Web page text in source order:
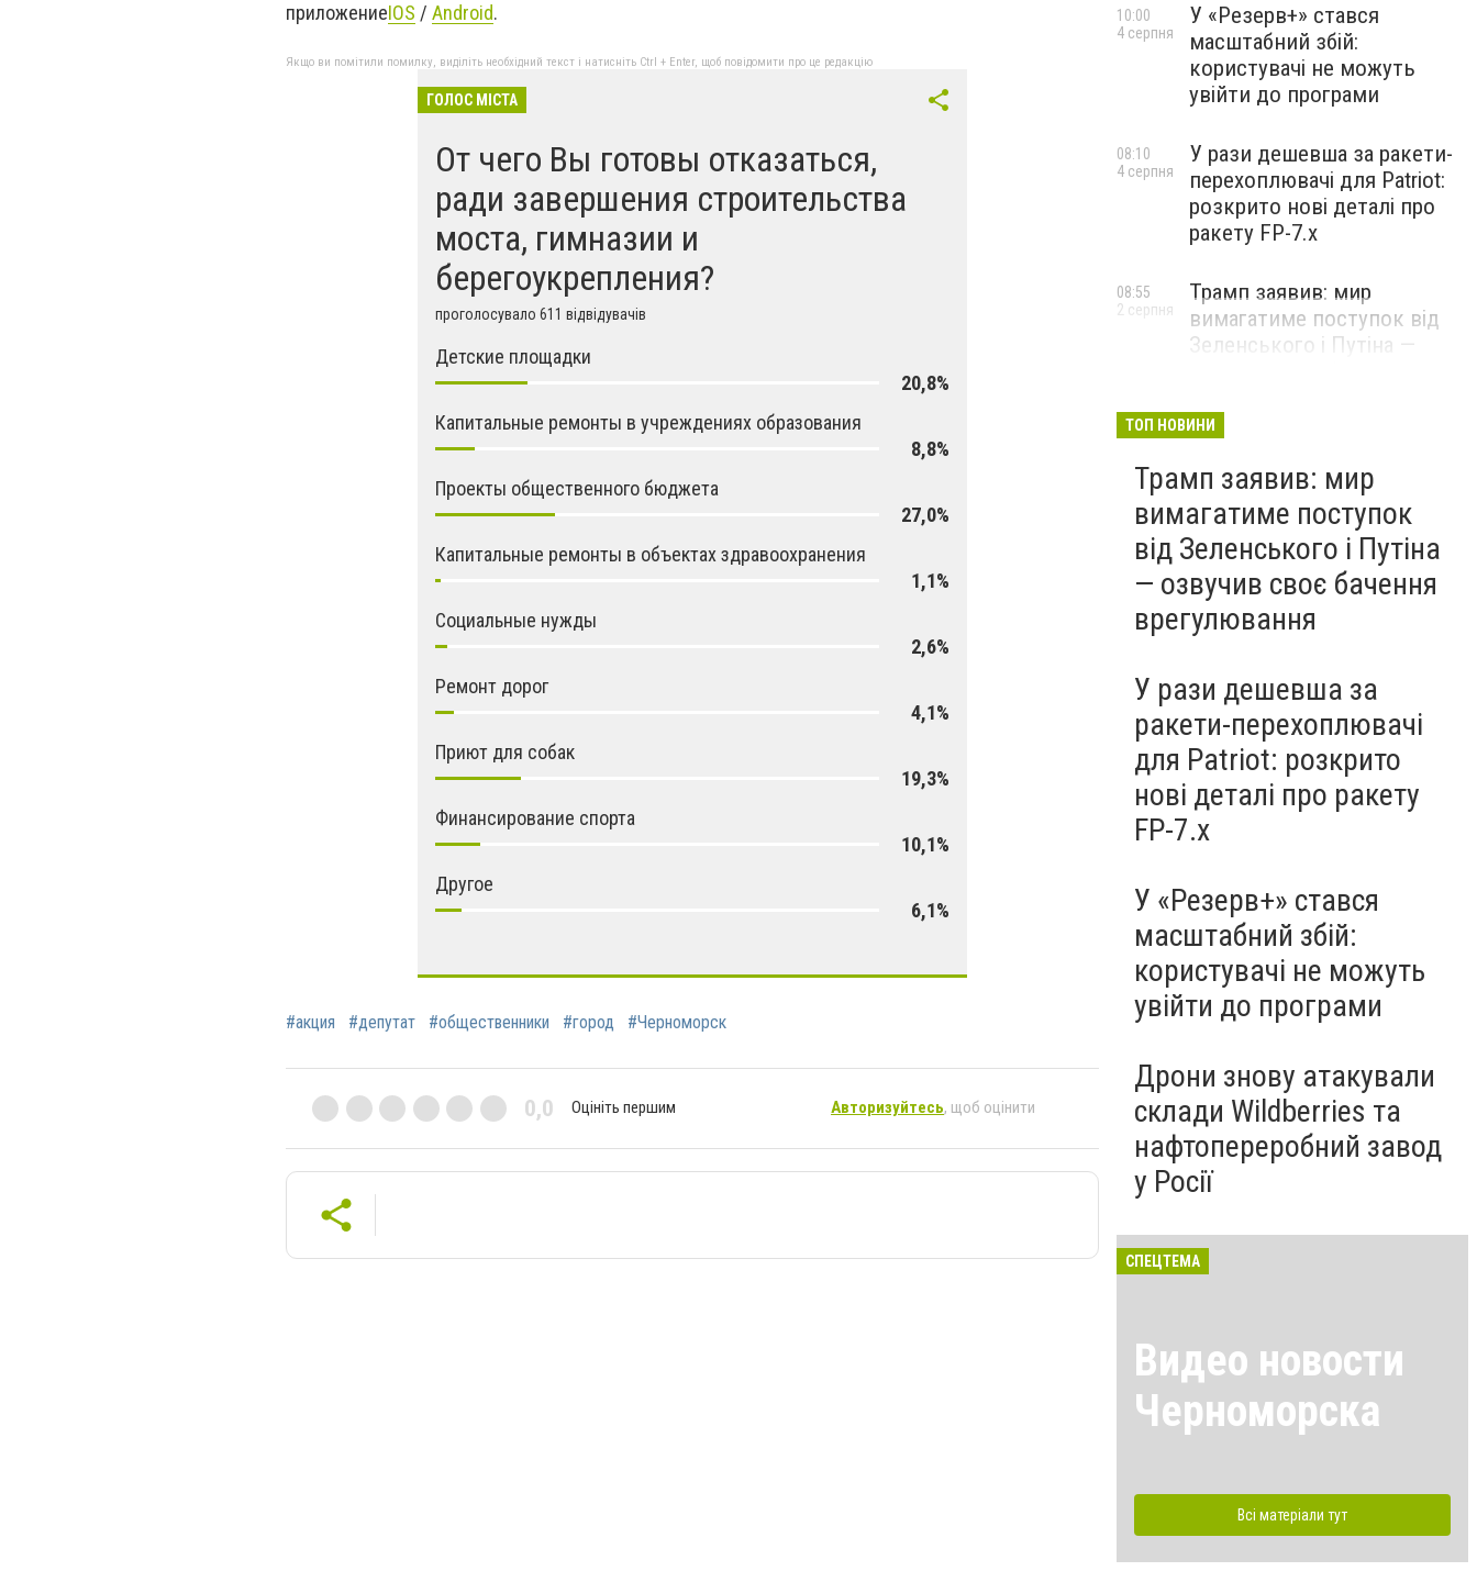
приложениеIOS / Android.
Якщо ви помітили помилку, виділіть необхідний текст і натисніть Ctrl + Enter, щоб повідомити про це редакцію
ГОЛОС МІСТА
От чего Вы готовы отказаться,
ради завершения строительства
моста, гимназии и
берегоукрепления?
проголосувало 611 відвідувачів
Детские площадки
20,8%
Капитальные ремонты в учреждениях образования
8,8%
Проекты общественного бюджета
27,0%
Капитальные ремонты в объектах здравоохранения
1,1%
Социальные нужды
2,6%
Ремонт дорог
4,1%
Приют для собак
19,3%
Финансирование спорта
10,1%
Другое
6,1%
#акция #депутат #общественники #город #Черноморск
0,0 Оцініть першим Авторизуйтесь, щоб оцінити
У «Резерв+» стався
масштабний збій:
користувачі не можуть
увійти до програми
10:00
4 серпня
У рази дешевша за ракети-
перехоплювачі для Patriot:
розкрито нові деталі про
ракету FP-7.x
08:10
4 серпня
Трамп заявив: мир
вимагатиме поступок від
Зеленського і Путіна —
08:55
2 серпня
ТОП НОВИНИ
Трамп заявив: мир
вимагатиме поступок
від Зеленського і Путіна
— озвучив своє бачення
врегулювання
У рази дешевша за
ракети-перехоплювачі
для Patriot: розкрито
нові деталі про ракету
FP-7.x
У «Резерв+» стався
масштабний збій:
користувачі не можуть
увійти до програми
Дрони знову атакували
склади Wildberries та
нафтопереробний завод
у Росії
СПЕЦТЕМА
Видео новости
Черноморска
Всі матеріали тут